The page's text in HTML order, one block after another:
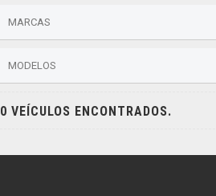
MARCAS
MODELOS
0 VEÍCULOS ENCONTRADOS.